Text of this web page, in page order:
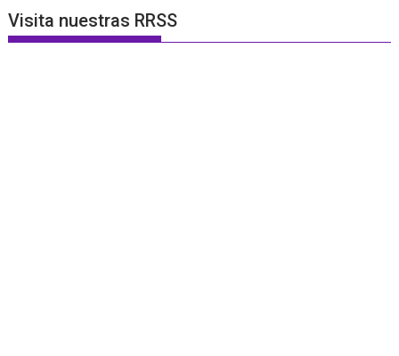
Visita nuestras RRSS